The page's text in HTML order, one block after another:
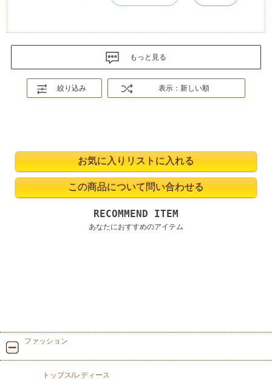
もっと見る
絞り込み 表示：新しい順
RECOMMEND ITEM
あなたにおすすめのアイテム
ファッション
トップス/レディース